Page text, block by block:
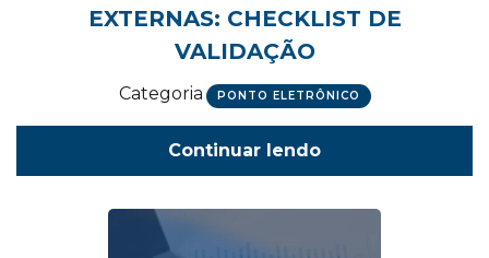
EXTERNAS: CHECKLIST DE
VALIDAÇÃO
Categoria PONTO ELETRÔNICO
Continuar lendo